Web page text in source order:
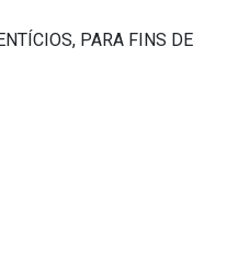
PARA FINS DE